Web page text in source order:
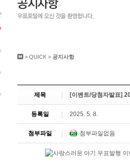
> QUICK > 공지사항
제목 [이벤트/당첨자발표]
등록일 2025. 5. 8.
첨부파일 첨부파일없음